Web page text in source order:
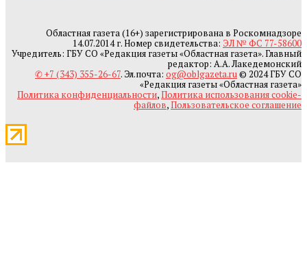
Областная газета (16+) зарегистрирована в Роскомнадзоре
14.07.2014 г. Номер свидетельства: ЭЛ № ФС 77-58600
Учредитель: ГБУ СО «Редакция газеты «Областная газета». Главный
редактор: А.А. Лакедемонский
✆ +7 (343) 355-26-67. Эл.почта: og@oblgazeta.ru© 2024 ГБУ СО
«Редакция газеты «Областная газета»
Политика конфиденциальности,Политика использования cookie-
файлов,Пользовательское соглашение